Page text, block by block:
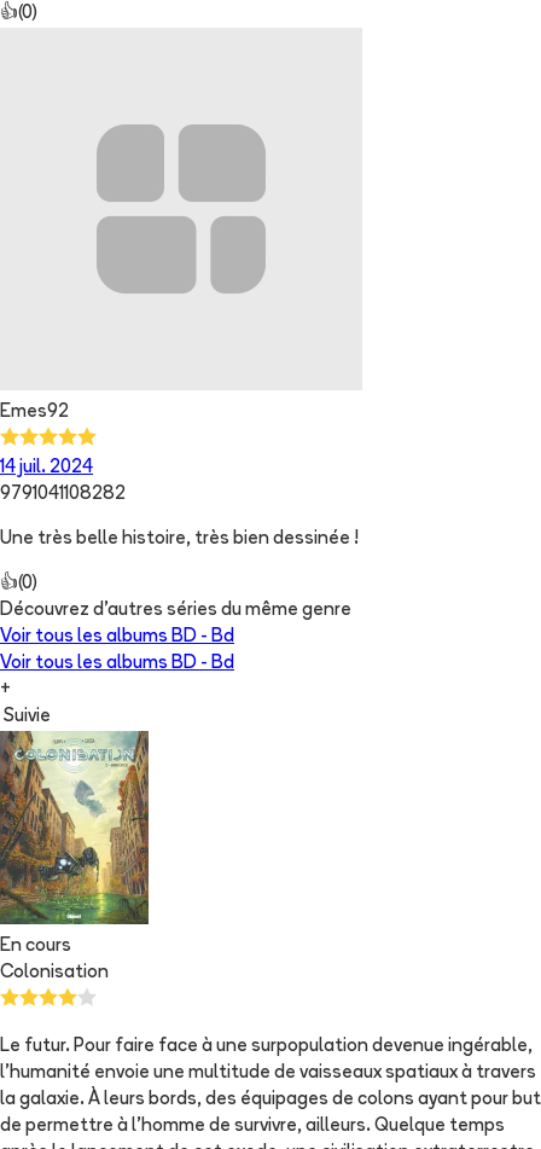
👍(0)
Emes92
14 juil. 2024
9791041108282
Une très belle histoire, très bien dessinée !
👍(0)
Découvrez d'autres séries du même genre
Voir tous les albums BD - Bd
Voir tous les albums BD - Bd
+
Suivie
En cours
Colonisation
Le futur. Pour faire face à une surpopulation devenue ingérable,
l’humanité envoie une multitude de vaisseaux spatiaux à travers
la galaxie. À leurs bords, des équipages de colons ayant pour but
de permettre à l’homme de survivre, ailleurs. Quelque temps